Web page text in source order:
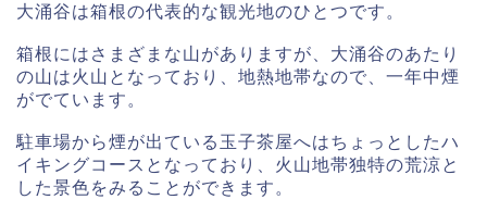
大涌谷は箱根の代表的な観光地のひとつです。
箱根にはさまざまな山がありますが、大涌谷のあたり
の山は火山となっており、地熱地帯なので、一年中煙
がでています。
駐車場から煙が出ている玉子茶屋へはちょっとしたハ
イキングコースとなっており、火山地帯独特の荒涼と
した景色をみることができます。